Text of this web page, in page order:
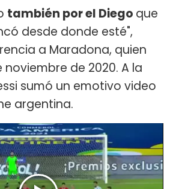
también por el Diego que
desde donde esté",
a Maradona, quien
noviembre de 2020. A la
sumó un emotivo video
argentina.